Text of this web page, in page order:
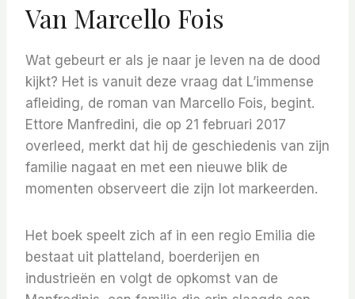
Van Marcello Fois
Wat gebeurt er als je naar je leven na de dood
kijkt? Het is vanuit deze vraag dat L’immense
afleiding, de roman van Marcello Fois, begint.
Ettore Manfredini, die op 21 februari 2017
overleed, merkt dat hij de geschiedenis van zijn
familie nagaat en met een nieuwe blik de
momenten observeert die zijn lot markeerden.
Het boek speelt zich af in een regio Emilia die
bestaat uit platteland, boerderijen en
industrieën en volgt de opkomst van de